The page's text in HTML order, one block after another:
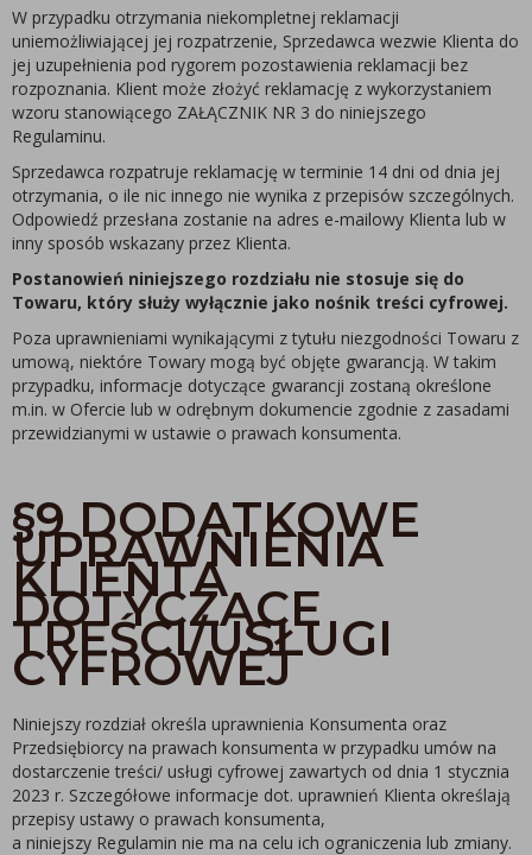
W przypadku otrzymania niekompletnej reklamacji
uniemożliwiającej jej rozpatrzenie, Sprzedawca wezwie Klienta do
jej uzupełnienia pod rygorem pozostawienia reklamacji bez
rozpoznania. Klient może złożyć reklamację z wykorzystaniem
wzoru stanowiącego ZAŁĄCZNIK NR 3 do niniejszego
Regulaminu.
Sprzedawca rozpatruje reklamację w terminie 14 dni od dnia jej
otrzymania, o ile nic innego nie wynika z przepisów szczególnych.
Odpowiedź przesłana zostanie na adres e-mailowy Klienta lub w
inny sposób wskazany przez Klienta.
Postanowień niniejszego rozdziału nie stosuje się do
Towaru, który służy wyłącznie jako nośnik treści cyfrowej.
Poza uprawnieniami wynikającymi z tytułu niezgodności Towaru z
umową, niektóre Towary mogą być objęte gwarancją. W takim
przypadku, informacje dotyczące gwarancji zostaną określone
m.in. w Ofercie lub w odrębnym dokumencie zgodnie z zasadami
przewidzianymi w ustawie o prawach konsumenta.
§9 DODATKOWE
UPRAWNIENIA
KLIENTA
DOTYCZĄCE
TREŚCI/USŁUGI
CYFROWEJ
Niniejszy rozdział określa uprawnienia Konsumenta oraz
Przedsiębiorcy na prawach konsumenta w przypadku umów na
dostarczenie treści/ usługi cyfrowej zawartych od dnia 1 stycznia
2023 r. Szczegółowe informacje dot. uprawnień Klienta określają
przepisy ustawy o prawach konsumenta,
a niniejszy Regulamin nie ma na celu ich ograniczenia lub zmiany.